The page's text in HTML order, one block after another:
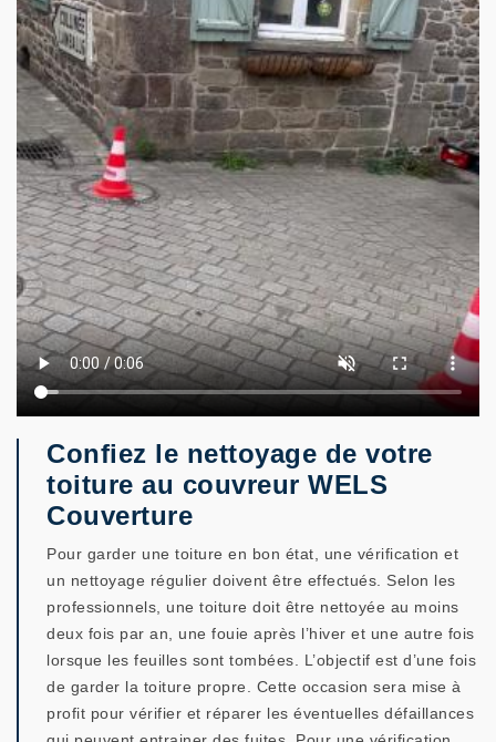
Confiez le nettoyage de votre
toiture au couvreur WELS
Couverture
Pour garder une toiture en bon état, une vérification et
un nettoyage régulier doivent être effectués. Selon les
professionnels, une toiture doit être nettoyée au moins
deux fois par an, une fouie après l’hiver et une autre fois
lorsque les feuilles sont tombées. L’objectif est d’une fois
de garder la toiture propre. Cette occasion sera mise à
profit pour vérifier et réparer les éventuelles défaillances